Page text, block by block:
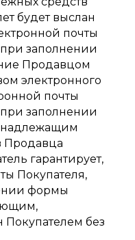
будет выслан
почты
заполнении
Продавцом
электронного
почты
заполнении
надлежащим
Продавца
гарантирует,
Покупателя,
формы
без